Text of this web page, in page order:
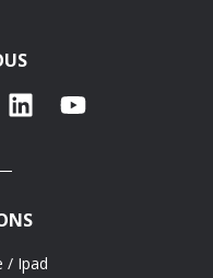
LinkedInYouTube
/ Ipad